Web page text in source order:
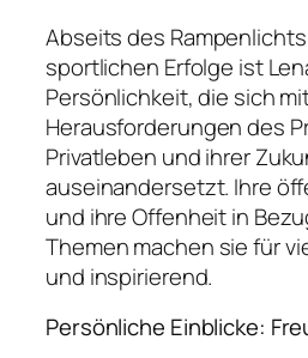
Abseits des
sportlichen Erfolge ist
Persönlichkeit, die sich
Herausforderungen des
Privatleben und ihrer
auseinandersetzt. Ihre
und ihre Offenheit in
Themen machen sie für
und inspirierend.
Persönliche Einblicke: